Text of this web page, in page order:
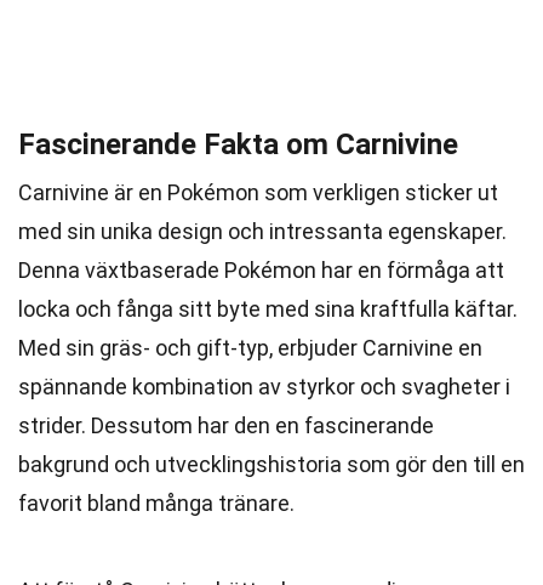
Fascinerande Fakta om Carnivine
Carnivine är en Pokémon som verkligen sticker ut
med sin unika design och intressanta egenskaper.
Denna växtbaserade Pokémon har en förmåga att
locka och fånga sitt byte med sina kraftfulla käftar.
Med sin gräs- och gift-typ, erbjuder Carnivine en
spännande kombination av styrkor och svagheter i
strider. Dessutom har den en fascinerande
bakgrund och utvecklingshistoria som gör den till en
favorit bland många tränare.